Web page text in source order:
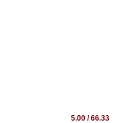
5.00 / 66.33